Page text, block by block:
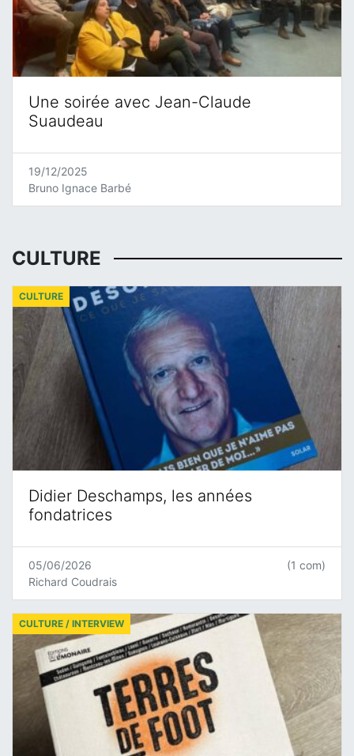
Une soirée avec Jean-Claude
Suaudeau
19/12/2025
Bruno Ignace Barbé
CULTURE
Didier Deschamps, les années
fondatrices
CULTURE
05/06/2026
Richard Coudrais
(1 com)
CULTURE / INTERVIEW